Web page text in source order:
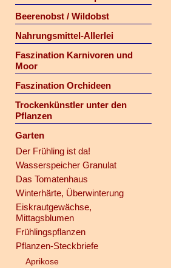
Beerenobst / Wildobst
Nahrungsmittel-Allerlei
Faszination Karnivoren und
Moor
Faszination Orchideen
Trockenkünstler unter den
Pflanzen
Garten
Der Frühling ist da!
Wasserspeicher Granulat
Das Tomatenhaus
Winterhärte, Überwinterung
Eiskrautgewächse,
Mittagsblumen
Frühlingspflanzen
Pflanzen-Steckbriefe
Aprikose